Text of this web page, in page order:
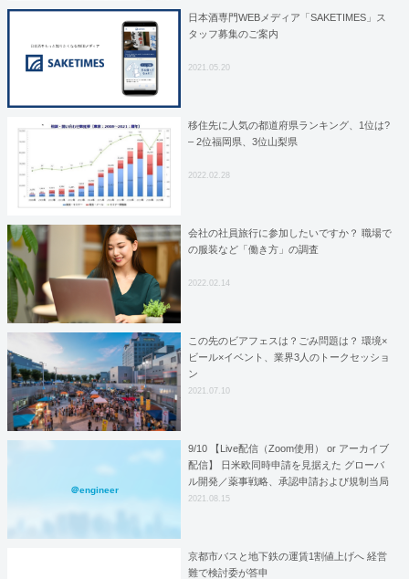
日本酒専門WEBメディア「SAKETIMES」ス
タッフ募集のご案内
2021.05.20
移住先に人気の都道府県ランキング、1位は?
– 2位福岡県、3位山梨県
2022.02.28
会社の社員旅行に参加したいですか？ 職場で
の服装など「働き方」の調査
2022.02.14
この先のビアフェスは？ごみ問題は？ 環境×
ビール×イベント、業界3人のトークセッショ
ン
2021.07.10
＠engineer
9/10 【Live配信（Zoom使用） or アーカイブ
配信】 日米欧同時申請を見据えた グローバ
ル開発／薬事戦略、承認申請および規制当局
対応
2021.08.15
京都市バスと地下鉄の運賃1割値上げへ 経営
難で検討委が答申